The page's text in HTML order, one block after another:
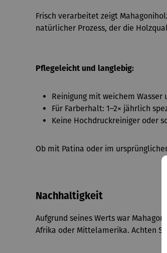
Frisch verarbeitet zeigt
natürlicher Prozess, der die
Pflegeleicht und langlebig:
Reinigung mit weichem
Für Farberhalt: 1–2× jährlich
Keine Hochdruckreiniger oder
Ob mit Patina oder im
Nachhaltigkeit
Aufgrund seines Werts war
Afrika oder Mittelamerika. Achten